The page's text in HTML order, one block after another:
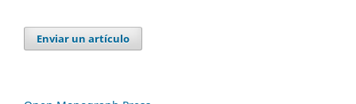
Enviar un artículo